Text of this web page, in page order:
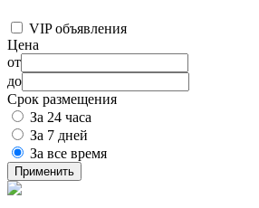
VIP объявления
Цена
от
до
Срок размещения
За 24 часа
За 7 дней
За все время
Применить